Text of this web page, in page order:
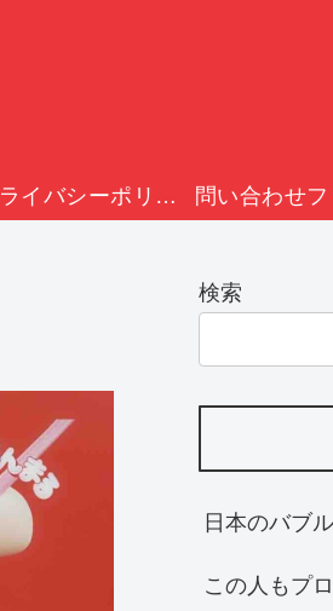
プライバシーポリシー 問い合わせ
検索
日本のバブ
この人もプ